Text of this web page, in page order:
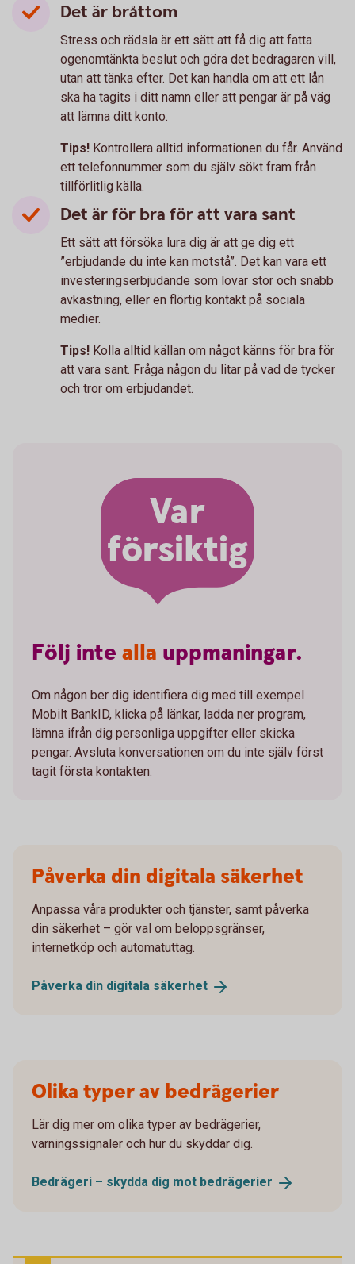
Det är bråttom
Stress och rädsla är ett sätt att få dig att fatta
ogenomtänkta beslut och göra det bedragaren vill,
utan att tänka efter. Det kan handla om att ett lån
ska ha tagits i ditt namn eller att pengar är på väg
att lämna ditt konto.
Tips! Kontrollera alltid informationen du får. Använd
ett telefonnummer som du själv sökt fram från
tillförlitlig källa.
Det är för bra för att vara sant
Ett sätt att försöka lura dig är att ge dig ett
”erbjudande du inte kan motstå”. Det kan vara ett
investeringserbjudande som lovar stor och snabb
avkastning, eller en flörtig kontakt på sociala
medier.
Tips! Kolla alltid källan om något känns för bra för
att vara sant. Fråga någon du litar på vad de tycker
och tror om erbjudandet.
Var
försiktig
Följ inte alla uppmaningar.
Om någon ber dig identifiera dig med till exempel
Mobilt BankID, klicka på länkar, ladda ner program,
lämna ifrån dig personliga uppgifter eller skicka
pengar. Avsluta konversationen om du inte själv först
tagit första kontakten.
Påverka din digitala säkerhet
Anpassa våra produkter och tjänster, samt påverka
din säkerhet – gör val om beloppsgränser,
internetköp och automatuttag.
Påverka din digitala säkerhet
Olika typer av bedrägerier
Lär dig mer om olika typer av bedrägerier,
varningssignaler och hur du skyddar dig.
Bedrägeri – skydda dig mot bedrägerier